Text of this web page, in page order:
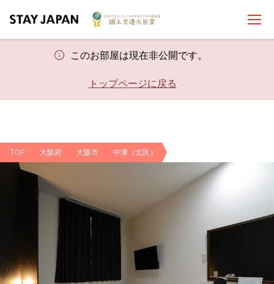
このお部屋は現在非公開です。
トップページに戻る
TOP 大阪府 大阪市 中津（北区）